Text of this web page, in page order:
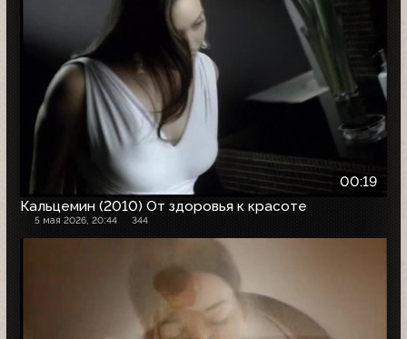
00:19
Кальцемин (2010) От здоровья к красоте
5 мая 2026, 20:44 344